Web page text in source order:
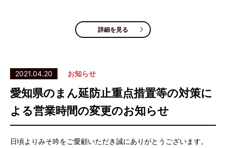
詳細を見る
2021.04.20 お知らせ
愛知県のまん延防止重点措置等の対策に
よる営業時間の変更のお知らせ
日頃よりみそ吟をご愛顧いただき誠にありがとうございます。